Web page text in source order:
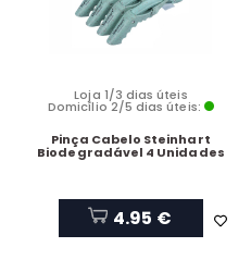
Loja 1/3 dias úteis
Domicílio 2/5 dias úteis:
Pinça Cabelo Steinhart
Biodegradável 4 Unidades
4.95 €